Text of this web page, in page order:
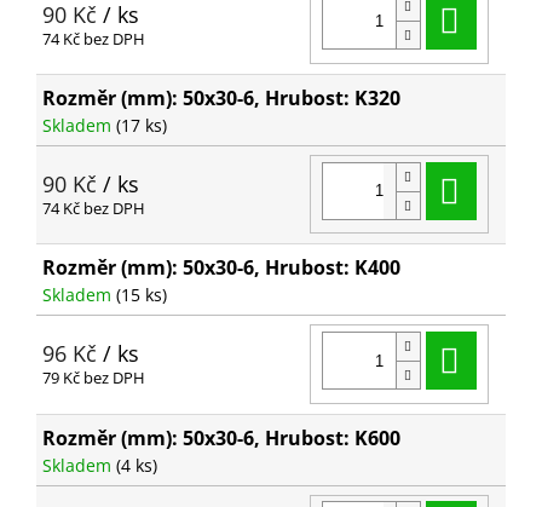
90 Kč / ks
74 Kč bez DPH
Rozměr (mm): 50x30-6, Hrubost: K320
Skladem (17 ks)
90 Kč / ks
74 Kč bez DPH
Rozměr (mm): 50x30-6, Hrubost: K400
Skladem (15 ks)
96 Kč / ks
79 Kč bez DPH
Rozměr (mm): 50x30-6, Hrubost: K600
Skladem (4 ks)